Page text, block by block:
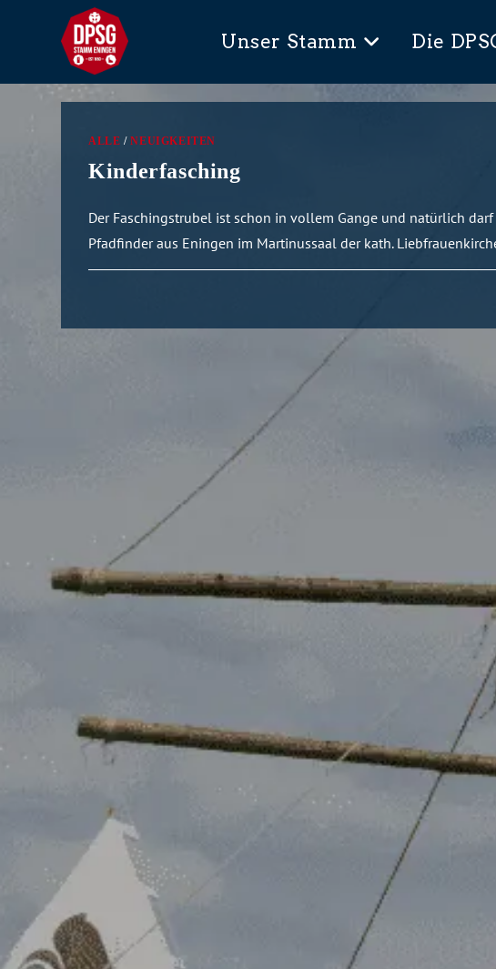
Unser Stamm Die
ALLE /NEUIGKEITEN
Kinderfasching
Der Faschingstrubel ist schon in vollem Gange und natürlich
Pfadfinder aus Eningen im Martinussaal der kath.